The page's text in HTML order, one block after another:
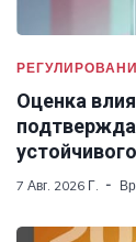
Оценка
7 Авг. 2026 Г.